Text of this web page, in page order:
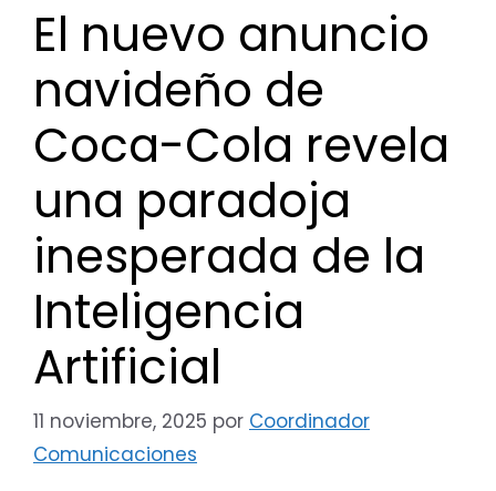
El nuevo anuncio
navideño de
Coca-Cola revela
una paradoja
inesperada de la
Inteligencia
Artificial
11 noviembre, 2025 por Coordinador
Comunicaciones